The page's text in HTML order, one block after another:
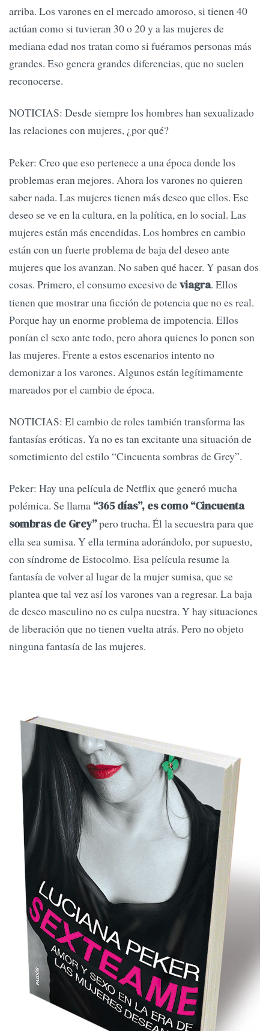
arriba. Los varones en el mercado amoroso, si tienen 40
actúan como si tuvieran 30 o 20 y a las mujeres de
mediana edad nos tratan como si fuéramos personas más
grandes. Eso genera grandes diferencias, que no suelen
reconocerse.
NOTICIAS: Desde siempre los hombres han sexualizado
las relaciones con mujeres, ¿por qué?
Peker: Creo que eso pertenece a una época donde los
problemas eran mejores. Ahora los varones no quieren
saber nada. Las mujeres tienen más deseo que ellos. Ese
deseo se ve en la cultura, en la política, en lo social. Las
mujeres están más encendidas. Los hombres en cambio
están con un fuerte problema de baja del deseo ante
mujeres que los avanzan. No saben qué hacer. Y pasan dos
cosas. Primero, el consumo excesivo deviagra. Ellos
tienen que mostrar una ficción de potencia que no es real.
Porque hay un enorme problema de impotencia. Ellos
ponían el sexo ante todo, pero ahora quienes lo ponen son
las mujeres. Frente a estos escenarios intento no
demonizar a los varones. Algunos están legítimamente
mareados por el cambio de época.
NOTICIAS: El cambio de roles también transforma las
fantasías eróticas. Ya no es tan excitante una situación de
sometimiento del estilo “Cincuenta sombras de Grey”.
Peker: Hay una película de Netflix que generó mucha
polémica. Se llama “365 días”, es como “Cincuenta
sombras de Grey”pero trucha. Él la secuestra para que
ella sea sumisa. Y ella termina adorándolo, por supuesto,
con síndrome de Estocolmo. Esa película resume la
fantasía de volver al lugar de la mujer sumisa, que se
plantea que tal vez así los varones van a regresar. La baja
de deseo masculino no es culpa nuestra. Y hay situaciones
de liberación que no tienen vuelta atrás. Pero no objeto
ninguna fantasía de las mujeres.